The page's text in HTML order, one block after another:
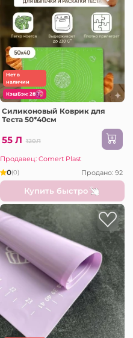
Нет в
наличии
КэшБэк: 28
Силиконовый Коврик для
Теста 50*40см
55 Л 120Л
Продавец: Comert Plast
0(0) Продано: 92
Купить быстро